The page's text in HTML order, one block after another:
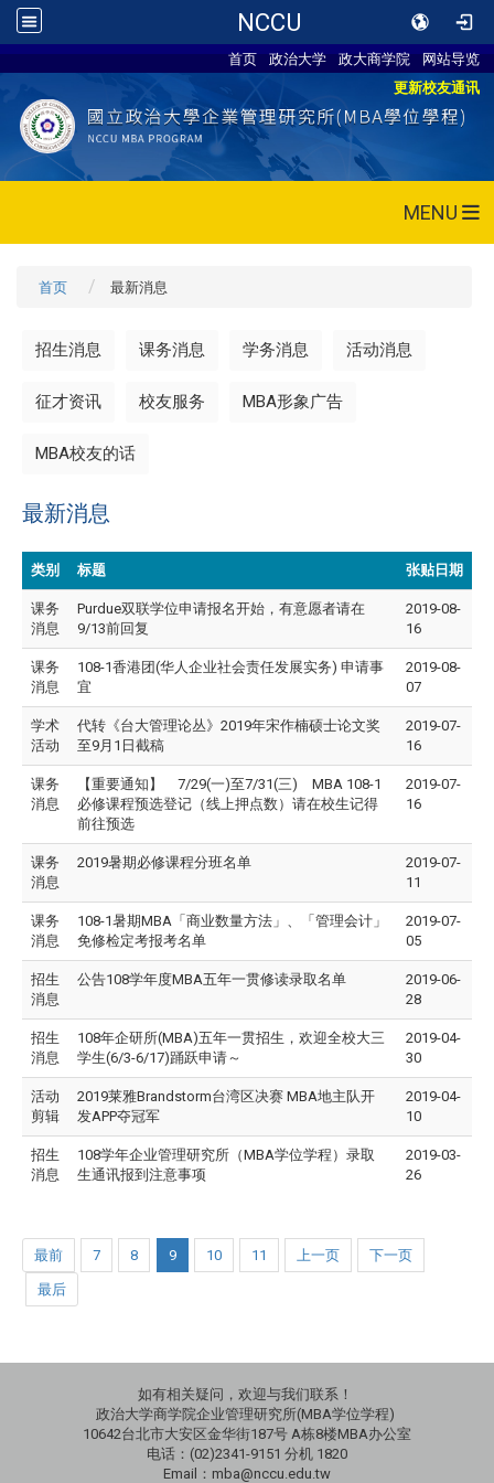
NCCU
首页 政治大学 政大商学院
网站导览
更新校友通讯
MENU
首页 最新消息
招生消息 课务消息 学务消息 活动消息
征才资讯 校友服务 MBA形象广告
MBA校友的话
最新消息
类别 标题 张贴日期
课务
消息
Purdue双联学位申请报名开始，有意愿者请在
9/13前回复
2019-08-
16
课务
消息
108-1香港团(华人企业社会责任发展实务) 申请事
宜
2019-08-
07
学术
活动
代转《台大管理论丛》2019年宋作楠硕士论文奖
至9月1日截稿
2019-07-
16
课务
消息
【重要通知】 7/29(一)至7/31(三) MBA 108-1
必修课程预选登记（线上押点数）请在校生记得
前往预选
2019-07-
16
课务
消息
2019暑期必修课程分班名单
2019-07-
11
课务
消息
108-1暑期MBA「商业数量方法」、「管理会计」
免修检定考报考名单
2019-07-
05
招生
消息
公告108学年度MBA五年一贯修读录取名单
2019-06-
28
招生
消息
108年企研所(MBA)五年一贯招生，欢迎全校大三
学生(6/3-6/17)踊跃申请～
2019-04-
30
活动
剪辑
2019莱雅Brandstorm台湾区决赛 MBA地主队开
发APP夺冠军
2019-04-
10
招生
消息
108学年企业管理研究所（MBA学位学程）录取
生通讯报到注意事项
2019-03-
26
最前 7 8 9 10 11 上一页 下一页
最后
如有相关疑问，欢迎与我们联系！
政治大学商学院企业管理研究所(MBA学位学程)
10642台北市大安区金华街187号 A栋8楼MBA办公室
电话：(02)2341-9151 分机 1820
Email：mba@nccu.edu.tw